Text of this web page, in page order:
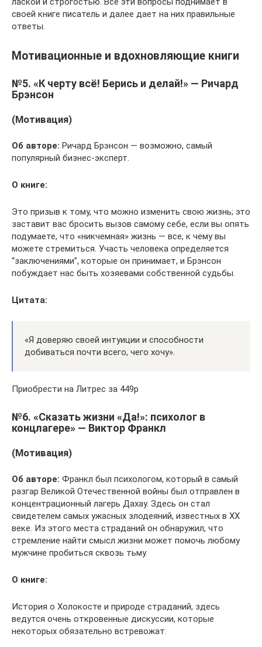
своей книге писатель и далее дает на них правильные
ответы.
Мотивационные и вдохновляющие книги
№5. «К черту всё! Берись и делай!» — Ричард
Брэнсон
(Мотивация)
Об авторе: Ричард Брэнсон — возможно, самый
популярный бизнес-эксперт.
О книге:
Это призыв к тому, что можно изменить свою жизнь; это
заставит вас бросить вызов самому себе, если вы опять
подумаете, что «никчемная» жизнь — все, к чему вы
можете стремиться. Участь человека определяется
“заключениями”, которые он принимает, и Брэнсон
побуждает нас быть хозяевами собственной судьбы.
Цитата:
«Я доверяю своей интуиции и способности
добиваться почти всего, чего хочу».
Приобрести на Литрес за 449р
№6. «Сказать жизни «Да!»: психолог в
концлагере» — Виктор Франкл
(Мотивация)
Об авторе: Франкл был психологом, который в самый
разгар Великой Отечественной войны был отправлен в
концентрационный лагерь Дахау. Здесь он стал
свидетелем самых ужасных злодеяний, известных в ХХ
веке. Из этого места страданий он обнаружил, что
стремление найти смысл жизни может помочь любому
мужчине пробиться сквозь тьму.
О книге:
История о Холокосте и природе страданий, здесь
ведутся очень откровенные дискуссии, которые
некоторых обязательно встревожат.